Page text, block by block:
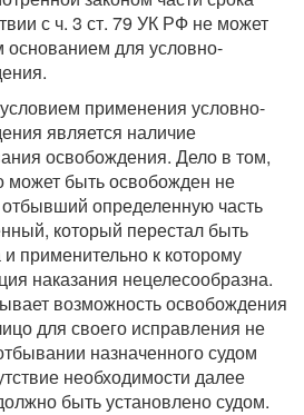
с ч. 3 ст. 79 УК РФ не может
основанием для условно-
применения условно-
является наличие
освобождения. Дело в том,
может быть освобожден не
определенную часть
который перестал быть
применительно к которому
наказания нецелесообразна.
возможность освобождения
для своего исправления не
назначенного судом
необходимости далее
быть установлено судом.